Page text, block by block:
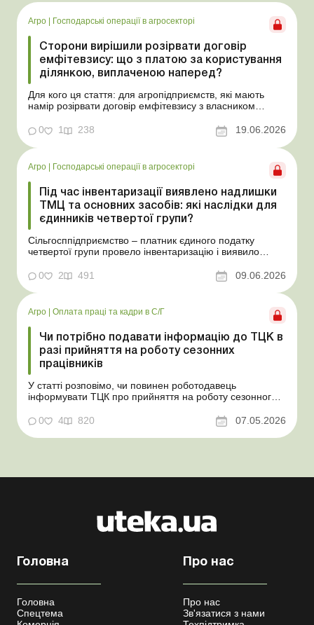
Агро Господарські операції в агросекторі
Сторони вирішили розірвати договір
емфітевзису: що з платою за користування
ділянкою, виплаченою наперед?
Для кого ця стаття: для агропідприємств, які мають
намір розірвати договір емфітевзису з власником
ситуацію тим, що плата за користування земельною
ділянкою була виплачена власнику наперед за декілька
років. У такому разі перед емфітевтом і власник...
0 1 238 19.06.2026
Агро | Господарські операції в агросекторі
Під час інвентаризації виявлено надлишки
ТМЦ та основних засобів: які наслідки для
єдинників четвертої групи?
Сільгосппідприємство – платник єдиного податку
четвертої групи провело інвентаризацію і виявило
товарів, продукції власного виробництва, а також
основних засобів (далі – ОЗ). Як вплинуть такі
надлишки при їх оприбуткуванні на частку сільгоспто...
0 2 491 09.06.2026
Агро | Оплата праці та кадри в С/Г
Чи потрібно подавати інформацію до ТЦК в
разі прийняття на роботу сезонних
працівників
У статті розповімо, чи повинен роботодавець
інформувати ТЦК про прийняття на роботу сезонного
агропідприємств приймає працівників на сезонні
роботи. Через значні штрафні санкції за порушення
порядку ведення військового обліку в
0 4 820 07.05.2026
Головна
Головна
Спецтема
Про нас
Про нас
Зв'язатися з нами